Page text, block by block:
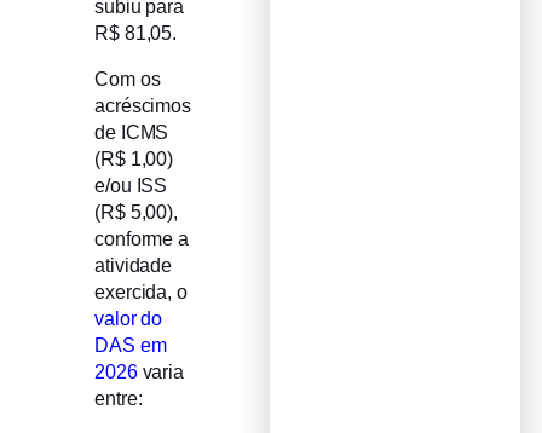
subiu para
R$ 81,05.
Com os
acréscimos
de ICMS
(R$ 1,00)
e/ou ISS
(R$ 5,00),
conforme a
atividade
exercida, o
valor do
DAS em
2026varia
entre: